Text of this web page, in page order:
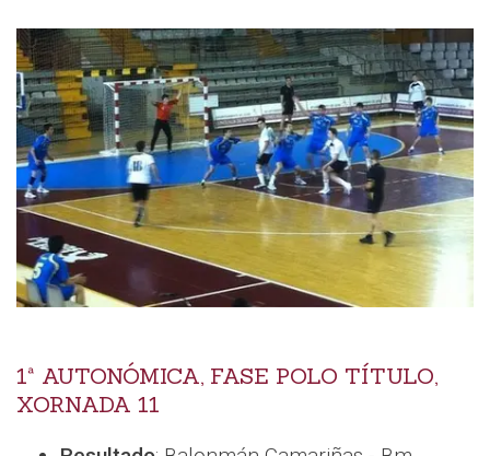
1ª AUTONÓMICA, FASE POLO TÍTULO,
XORNADA 11